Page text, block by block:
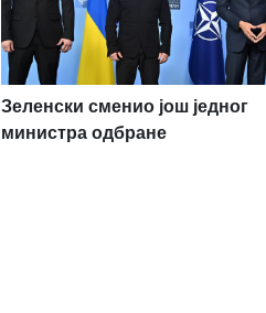
Зеленски сменио још једног
министра одбране